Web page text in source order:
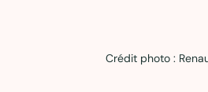
Crédit photo :